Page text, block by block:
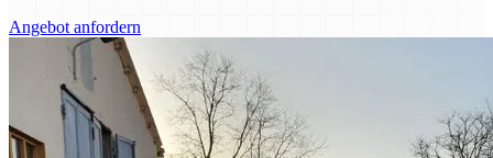
Angebot anfordern